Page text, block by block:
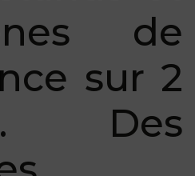
de
sur 2
Des